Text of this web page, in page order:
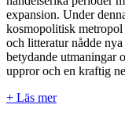
expansion. Under
kosmopolitisk
och litteratur nådde
betydande utmaningar
uppror och en kraftig
+ Läs mer